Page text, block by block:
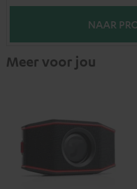
NAAR
Meer voor jou